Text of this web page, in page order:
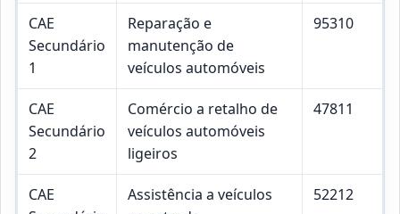
CAE
Secundário
1
Reparação e
manutenção de
veículos automóveis
95310
CAE
Secundário
2
Comércio a retalho de
veículos automóveis
ligeiros
47811
CAE
Assistência a veículos
52212